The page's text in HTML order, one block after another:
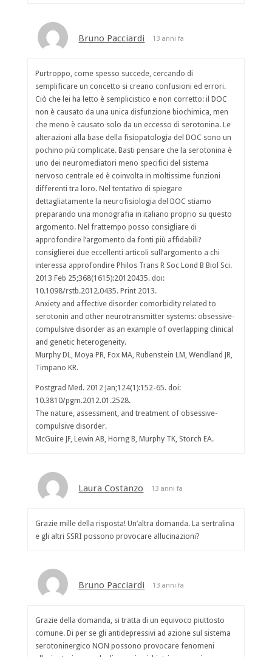
Bruno Pacciardi 13 anni fa
Purtroppo, come spesso succede, cercando di
semplificare un concetto si creano confusioni ed errori.
Ciò che lei ha letto è semplicistico e non corretto: il DOC
non è causato da una unica disfunzione biochimica, men
che meno è causato solo da un eccesso di serotonina. Le
alterazioni alla base della fisiopatologia del DOC sono un
pochino più complicate. Basti pensare che la serotonina è
uno dei neuromediatori meno specifici del sistema
nervoso centrale ed è coinvolta in moltissime funzioni
differenti tra loro. Nel tentativo di spiegare
dettagliatamente la neurofisiologia del DOC stiamo
preparando una monografia in italiano proprio su questo
argomento. Nel frattempo posso consigliare di
approfondire l’argomento da fonti più affidabili?
consiglierei due eccellenti articoli sull’argomento a chi
interessa approfondire Philos Trans R Soc Lond B Biol Sci.
2013 Feb 25;368(1615):20120435. doi:
10.1098/rstb.2012.0435. Print 2013.
Anxiety and affective disorder comorbidity related to
serotonin and other neurotransmitter systems: obsessive-
compulsive disorder as an example of overlapping clinical
and genetic heterogeneity.
Murphy DL, Moya PR, Fox MA, Rubenstein LM, Wendland JR,
Timpano KR.
Postgrad Med. 2012 Jan;124(1):152-65. doi:
10.3810/pgm.2012.01.2528.
The nature, assessment, and treatment of obsessive-
compulsive disorder.
McGuire JF, Lewin AB, Horng B, Murphy TK, Storch EA.
Laura Costanzo 13 anni fa
Grazie mille della risposta! Un’altra domanda. La sertralina
e gli altri SSRI possono provocare allucinazioni?
Bruno Pacciardi 13 anni fa
Grazie della domanda, si tratta di un equivoco piuttosto
comune. Di per se gli antidepressivi ad azione sul sistema
serotoninergico NON possono provocare fenomeni